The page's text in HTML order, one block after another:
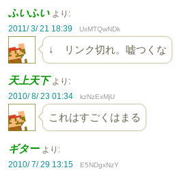
ふいふい より:
2011/ 3/ 21 18:39
UxMTQwNDk
↓ リンク切れ。嘘つくな
天上天下 より:
2010/ 8/ 23 01:34
kzNzExMjU
これはすごくはまる
ギター より:
2010/ 7/ 29 13:15
E5NDgxNzY